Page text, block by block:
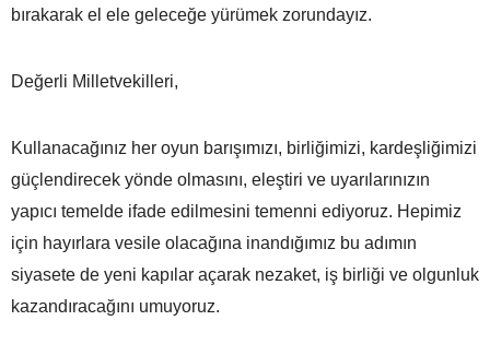
bırakarak el ele geleceğe yürümek zorundayız.
Değerli Milletvekilleri,
Kullanacağınız her oyun barışımızı, birliğimizi, kardeşliğimizi
güçlendirecek yönde olmasını, eleştiri ve uyarılarınızın
yapıcı temelde ifade edilmesini temenni ediyoruz. Hepimiz
için hayırlara vesile olacağına inandığımız bu adımın
siyasete de yeni kapılar açarak nezaket, iş birliği ve olgunluk
kazandıracağını umuyoruz.